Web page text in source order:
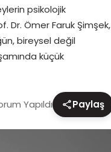
psikolojik
Dr. Ömer Faruk Şimşek,
bireysel değil
küçük
Yapıldı Paylaş